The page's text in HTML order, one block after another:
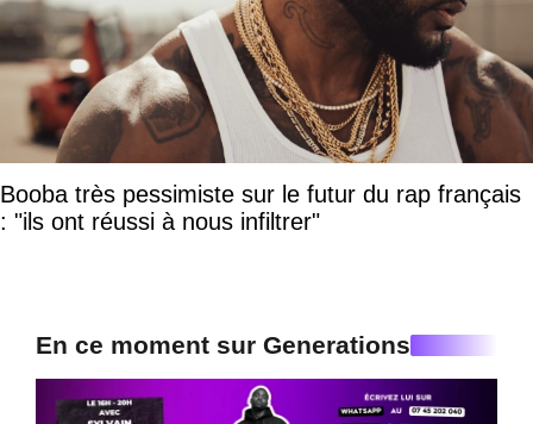
Booba très pessimiste sur le futur du rap français
: "ils ont réussi à nous infiltrer"
En ce moment sur Generations